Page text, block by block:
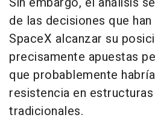
de las decisiones que
SpaceX alcanzar su
precisamente apuestas
que probablemente
resistencia en
tradicionales.